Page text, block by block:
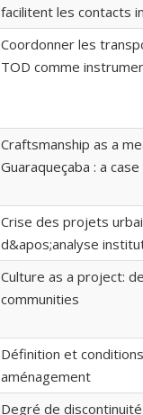
facilitent les contacts
Coordonner les
TOD comme
Craftsmanship as a
Guaraqueçaba : a
Crise des projets
d&apos;analyse
Culture as a project:
communities
Définition et
aménagement
Degré de